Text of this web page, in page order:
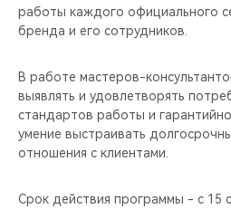
работы каждого официального
бренда и его сотрудников.
В работе мастеров-
выявлять и удовлетворять
стандартов работы и
умение выстраивать
отношения с клиентами.
Срок действия программы - с 15